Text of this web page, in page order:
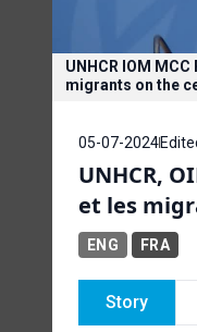
UNHCR IOM
migrants on the
05-07-2024
UNHCR,
et les
ENG FRA
Story